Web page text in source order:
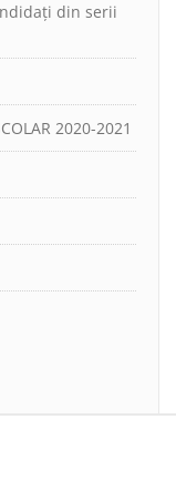
din serii
2020-2021